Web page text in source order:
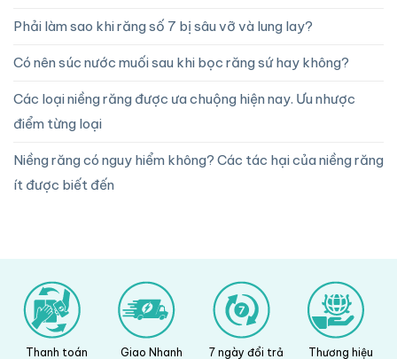
Phải làm sao khi răng số 7 bị sâu vỡ và lung lay?
Có nên súc nước muối sau khi bọc răng sứ hay không?
Các loại niềng răng được ưa chuộng hiện nay. Ưu nhược
điểm từng loại
Niềng răng có nguy hiểm không? Các tác hại của niềng răng
ít được biết đến
Thanh toán
Giao Nhanh
7 ngày đổi trả
Thương hiệu